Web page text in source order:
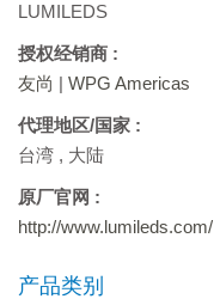
LUMILEDS
授权经销商 :
友尚 | WPG Americas
代理地区/国家 :
台湾 , 大陆
原厂官网 :
http://www.lumileds.com/
产品类别